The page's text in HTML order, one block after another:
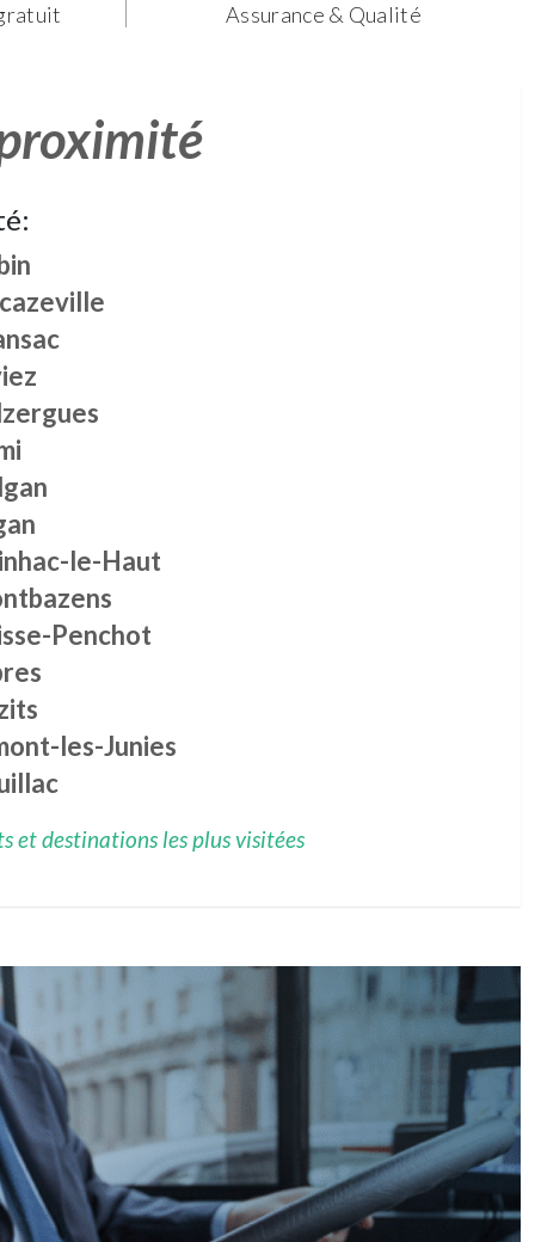
Assurance & Qualité
le-Haut
Penchot
les-Junies
et destinations les plus visitées